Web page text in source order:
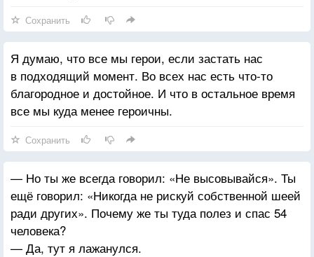
Сохранить
Я думаю, что все мы герои, если застать нас
в подходящий момент. Во всех нас есть что-то
благородное и достойное. И что в остальное время
все мы куда менее героичны.
Сохранить
— Но ты же всегда говорил: «Не высовывайся». Ты
ещё говорил: «Никогда не рискуй собственной шеей
ради других». Почему же ты туда полез и спас 54
человека?
— Да, тут я лажанулся.